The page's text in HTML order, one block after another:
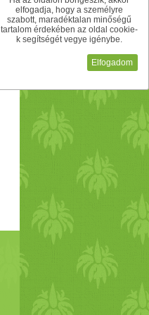
elfogadja, hogy a személyre
szabott, maradéktalan minőségű
tartalom érdekében az oldal cookie-
k segítségét vegye igénybe.
Elfogadom